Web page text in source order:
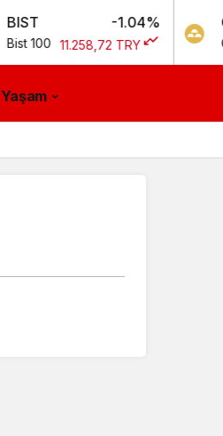
11.258,72 TRY
GR. ALTIN
Gram Altın
Yaşam